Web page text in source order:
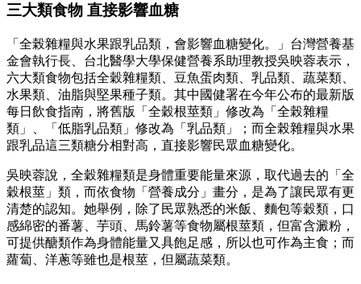
三大類食物 直接影響血糖
「全榖雜糧與水果跟乳品類，會影響血糖變化。」台灣營養基
金會執行長、台北醫學大學保健營養系助理教授吳映蓉表示，
六大類食物包括全穀雜糧類、豆魚蛋肉類、乳品類、蔬菜類、
水果類、油脂與堅果種子類。其中國健署在今年公布的最新版
每日飲食指南，將舊版「全穀根莖類」修改為「全榖雜糧
類」、「低脂乳品類」修改為「乳品類」；而全榖雜糧與水果
跟乳品這三類糖分相對高，直接影響民眾血糖變化。
吳映蓉說，全穀雜糧類是身體重要能量來源，取代過去的「全
穀根莖」類，而依食物「營養成分」畫分，是為了讓民眾有更
清楚的認知。她舉例，除了民眾熟悉的米飯、麵包等穀類，口
感綿密的番薯、芋頭、馬鈴薯等食物屬根莖類，但富含澱粉，
可提供醣類作為身體能量又具飽足感，所以也可作為主食；而
蘿蔔、洋蔥等雖也是根莖，但屬蔬菜類。